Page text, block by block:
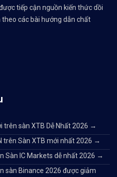
tiếp cận nguồn kiến thức dồi
các bài hướng dẫn chất
trên sàn XTB Dễ Nhất 2026 →
trên Sàn XTB mới nhất 2026 →
Sàn IC Markets dễ nhất 2026 →
sàn Binance 2026 được giảm